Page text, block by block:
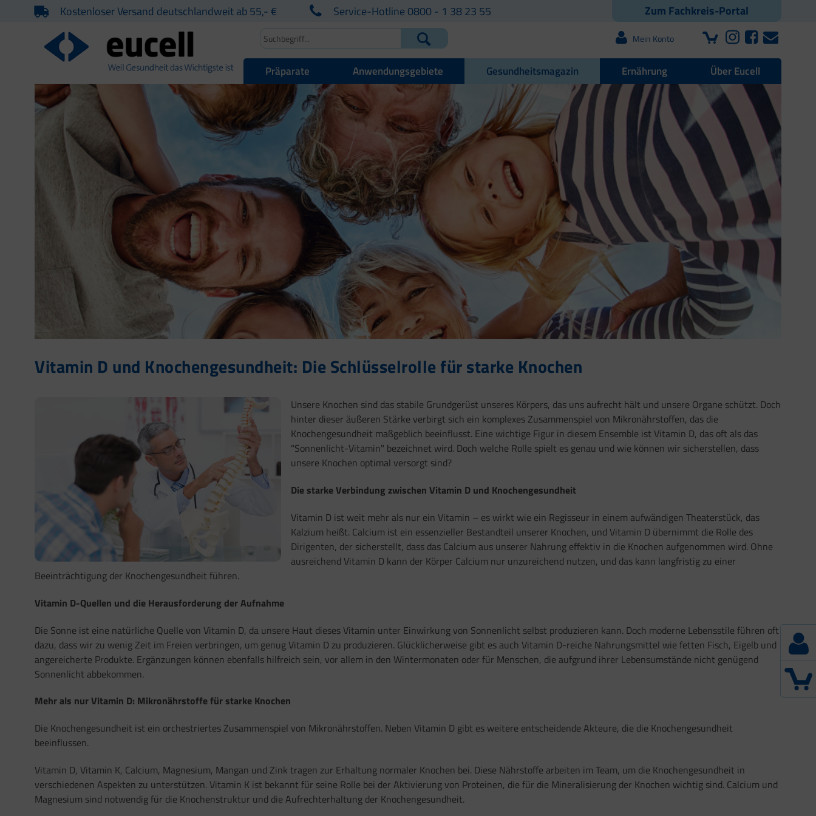
Zum Fachkreis-Portal
Kostenloser Versand deutschlandweit ab 55,- € Service-Hotline 0800 - 1 38 23 55
Mein Konto
Präparate Anwendungsgebiete Gesundheitsmagazin Ernährung Über Eucell
Vitamin D und Knochengesundheit: Die Schlüsselrolle für starke Knochen
Unsere Knochen sind das stabile Grundgerüst unseres Körpers, das uns aufrecht hält und unsere Organe schützt. Doch
hinter dieser äußeren Stärke verbirgt sich ein komplexes Zusammenspiel von Mikronährstoffen, das die
Knochengesundheit maßgeblich beeinflusst. Eine wichtige Figur in diesem Ensemble ist Vitamin D, das oft als das
"Sonnenlicht-Vitamin" bezeichnet wird. Doch welche Rolle spielt es genau und wie können wir sicherstellen, dass
unsere Knochen optimal versorgt sind?
Die starke Verbindung zwischen Vitamin D und Knochengesundheit
Vitamin D ist weit mehr als nur ein Vitamin – es wirkt wie ein Regisseur in einem aufwändigen Theaterstück, das
Kalzium heißt. Calcium ist ein essenzieller Bestandteil unserer Knochen, und Vitamin D übernimmt die Rolle des
Dirigenten, der sicherstellt, dass das Calcium aus unserer Nahrung effektiv in die Knochen aufgenommen wird. Ohne
ausreichend Vitamin D kann der Körper Calcium nur unzureichend nutzen, und das kann langfristig zu einer
Beeinträchtigung der Knochengesundheit führen.
Vitamin D-Quellen und die Herausforderung der Aufnahme
Die Sonne ist eine natürliche Quelle von Vitamin D, da unsere Haut dieses Vitamin unter Einwirkung von Sonnenlicht selbst produzieren kann. Doch moderne Lebensstile führen oft
dazu, dass wir zu wenig Zeit im Freien verbringen, um genug Vitamin D zu produzieren. Glücklicherweise gibt es auch Vitamin D-reiche Nahrungsmittel wie fetten Fisch, Eigelb und
angereicherte Produkte. Ergänzungen können ebenfalls hilfreich sein, vor allem in den Wintermonaten oder für Menschen, die aufgrund ihrer Lebensumstände nicht genügend
Sonnenlicht abbekommen.
Mehr als nur Vitamin D: Mikronährstoffe für starke Knochen
Die Knochengesundheit ist ein orchestriertes Zusammenspiel von Mikronährstoffen. Neben Vitamin D gibt es weitere entscheidende Akteure, die die Knochengesundheit
beeinflussen.
Vitamin D, Vitamin K, Calcium, Magnesium, Mangan und Zink tragen zur Erhaltung normaler Knochen bei. Diese Nährstoffe arbeiten im Team, um die Knochengesundheit in
verschiedenen Aspekten zu unterstützen. Vitamin K ist bekannt für seine Rolle bei der Aktivierung von Proteinen, die für die Mineralisierung der Knochen wichtig sind. Calcium und
Magnesium sind notwendig für die Knochenstruktur und die Aufrechterhaltung der Knochengesundheit.